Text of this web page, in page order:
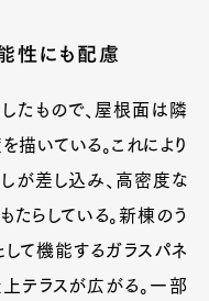
性にも配慮
たもので、屋根面は隣
いている。これにより
が差し込み、高密度な
らしている。新棟のう
て機能するガラスパネ
テラスが広がる。一部